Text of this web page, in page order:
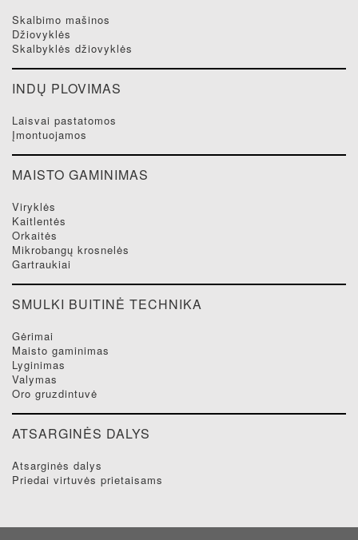
skalbimo mašinos
džiovyklės
skalbyklės džiovyklės
INDŲ PLOVIMAS
laisvai pastatomos
įmontuojamos
MAISTO GAMINIMAS
viryklės
kaitlentės
orkaitės
mikrobangų krosnelės
gartraukiai
SMULKI BUITINĖ TECHNIKA
gėrimai
maisto gaminimas
lyginimas
valymas
oro gruzdintuvė
ATSARGINĖS DALYS
atsarginės dalys
priedai virtuvės prietaisams